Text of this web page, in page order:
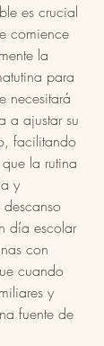
es crucial
comience
la
para
necesitará
a ajustar su
facilitando
la rutina
y
día escolar
con
cuando
y
fuente de